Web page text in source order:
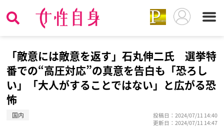
「敵意には敵意を返す」石丸伸二氏 選挙特
番での“高圧対応”の真意を告白も「恐ろし
い」「大人がすることではない」と広がる恐
怖
国内
投稿日：2024/07/11 14:40
更新日：2024/07/11 14:47